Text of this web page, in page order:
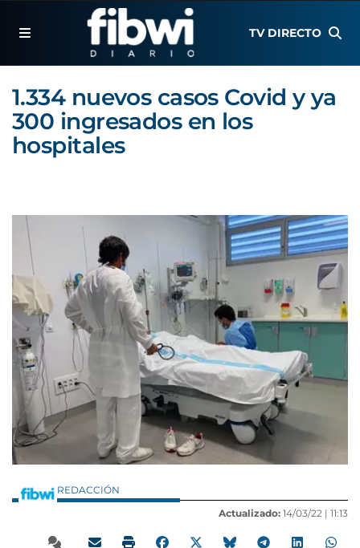
TV DIRECTO
1.334 nuevos casos Covid y ya
300 ingresados en los
hospitales
REDACCIÓN
Actualizado: 14/03/22 | 11:13